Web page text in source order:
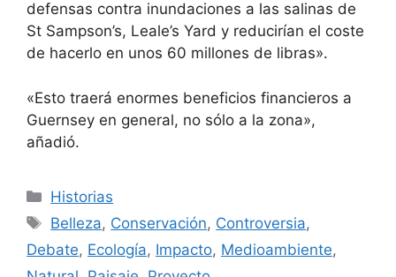
defensas contra inundaciones a las salinas de
St Sampson’s, Leale’s Yard y reducirían el coste
de hacerlo en unos 60 millones de libras».
«Esto traerá enormes beneficios financieros a
Guernsey en general, no sólo a la zona»,
añadió.
Categorías
Historias
Etiquetas
Belleza, Conservación, Controversia,
Debate, Ecología, Impacto, Medioambiente,